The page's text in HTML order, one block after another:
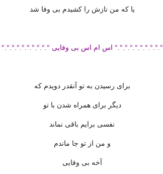
یا که من نازش را کشیدم بی وفا شد
°.°.°.°.°.°.°.°.°.° اس ام اس بی وفایی °.°.°.°.°.°.°.°.°.°
برای رسیدن به تو آنقدر دویدم که
دیگر برای همراه شدن با تو
نفسی برایم باقی نماند
و من از تو جا ماندم
آخه بی وفایی